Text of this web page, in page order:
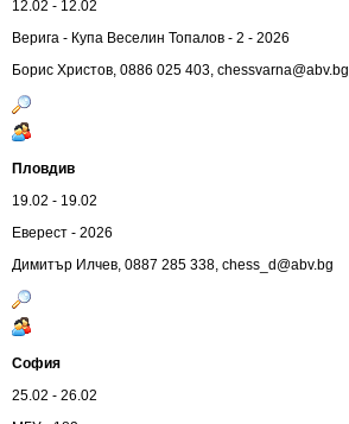
12.02 - 12.02
Верига - Купа Веселин Топалов - 2 - 2026
Борис Христов, 0886 025 403, chessvarna@abv.bg
Пловдив
19.02 - 19.02
Еверест - 2026
Димитър Илчев, 0887 285 338, chess_d@abv.bg
София
25.02 - 26.02